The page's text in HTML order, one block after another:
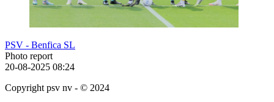
PSV - Benfica SL
Photo report
20-08-2025 08:24
Copyright psv nv - © 2024